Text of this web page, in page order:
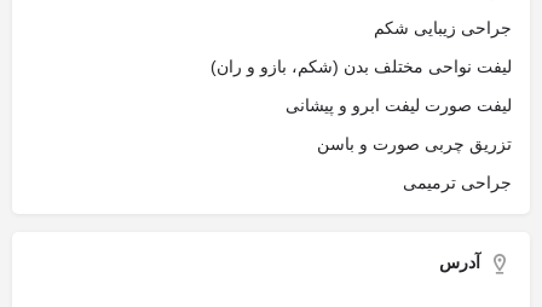
جراحی زیبایی شکم
لیفت نواحی مختلف بدن (شکم، بازو و ران)
لیفت صورت لیفت ابرو و پیشانی
تزریق چربی صورت و باسن
جراحی ترمیمی
آدرس